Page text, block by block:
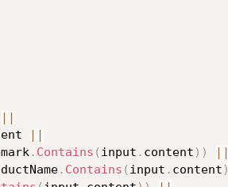
||
||
. Contains ( input . content ) )
||
. Contains ( input . content )